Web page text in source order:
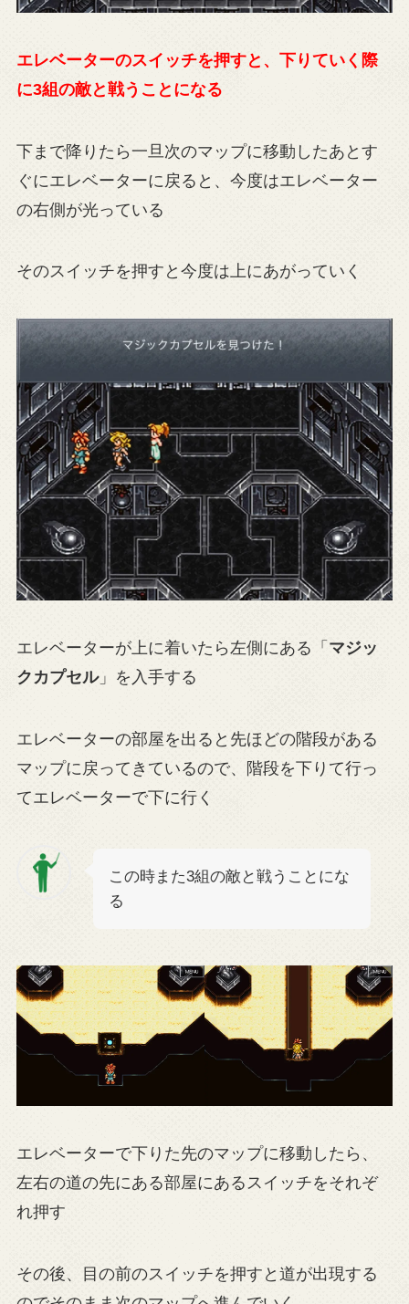
エレベーターのスイッチを押すと、下りていく際
に3組の敵と戦うことになる
下まで降りたら一旦次のマップに移動したあとす
ぐにエレベーターに戻ると、今度はエレベーター
の右側が光っている
そのスイッチを押すと今度は上にあがっていく
エレベーターが上に着いたら左側にある「 マジッ
クカプセル」を入手する
エレベーターの部屋を出ると先ほどの階段がある
マップに戻ってきているので、階段を下りて行っ
てエレベーターで下に行く
この時また3組の敵と戦うことにな
る
エレベーターで下りた先のマップに移動したら、
左右の道の先にある部屋にあるスイッチをそれぞ
れ押す
その後、目の前のスイッチを押すと道が出現する